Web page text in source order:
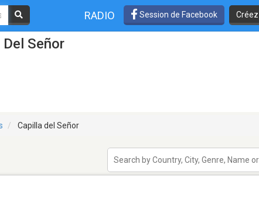
RADIO Session de Facebook
Señor
Capilla del Señor